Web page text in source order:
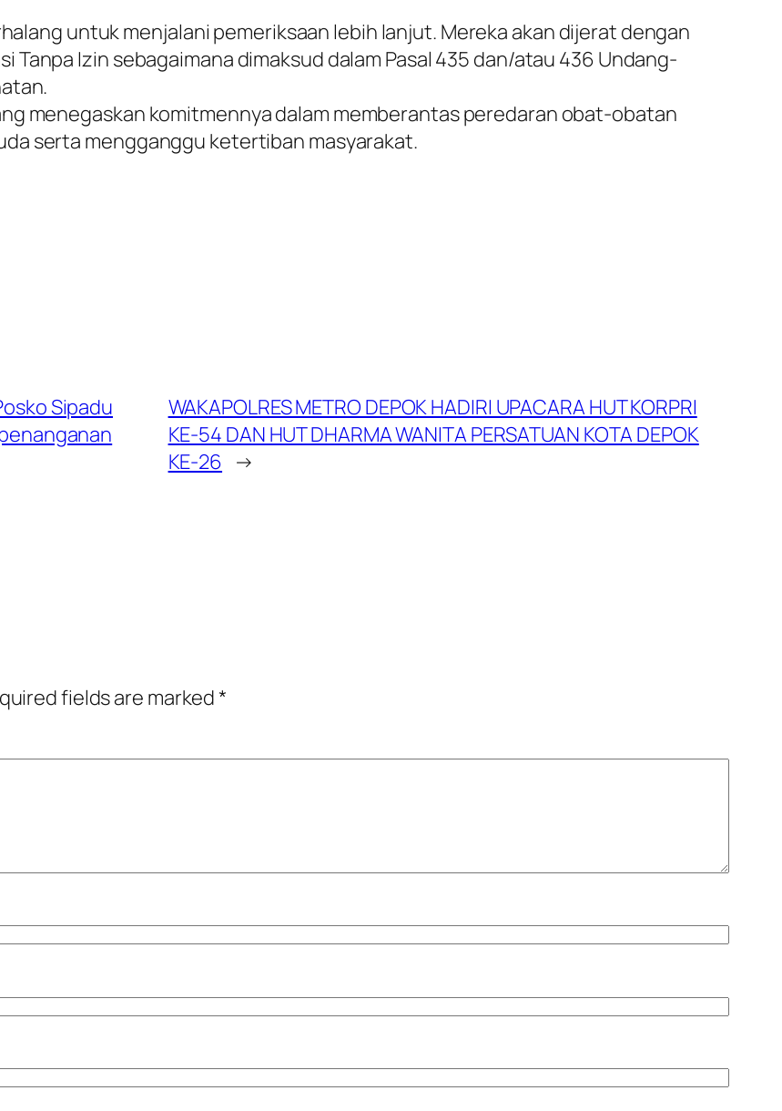
untuk menjalani pemeriksaan lebih lanjut. Mereka akan dijerat dengan
Tanpa Izin sebagaimana dimaksud dalam Pasal 435 dan/atau 436 Undang-
menegaskan komitmennya dalam memberantas peredaran obat-obatan
serta mengganggu ketertiban masyarakat.
Sipadu
WAKAPOLRES METRO DEPOK HADIRI UPACARA HUT KORPRI
KE-54 DAN HUT DHARMA WANITA PERSATUAN KOTA DEPOK
KE-26 →
fields are marked*